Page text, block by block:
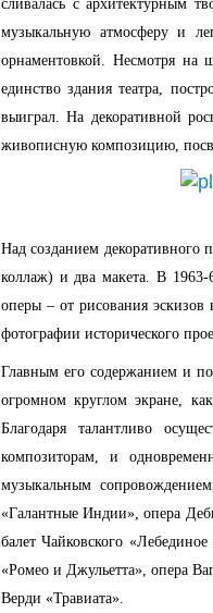
сливалась с архитектурным
музыкальную атмосферу и
орнаментовкой. Несмотря на
единство здания театра,
выиграл. На декоративной
живописную композицию,
Над созданием декоративного
коллаж) и два макета. В 1963-
оперы – от рисования
фотографии исторического
Главным его содержанием и
огромном круглом экране,
Благодаря талантливо
композиторам, и
музыкальным
«Галантные Индии», опера
балет Чайковского
«Ромео и Джульетта», опера
Верди «Травиата».